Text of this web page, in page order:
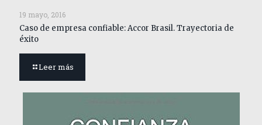
19 mayo, 2016
Caso de empresa confiable: Accor Brasil. Trayectoria de
éxito
Leer más